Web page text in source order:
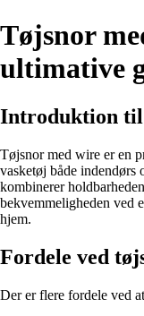
Tøjsnor
ultimative
Introduktion til
Tøjsnor med wire er en
vasketøj både indendørs
kombinerer
bekvemmeligheden ved
hjem.
Fordele ved
Der er flere fordele ved